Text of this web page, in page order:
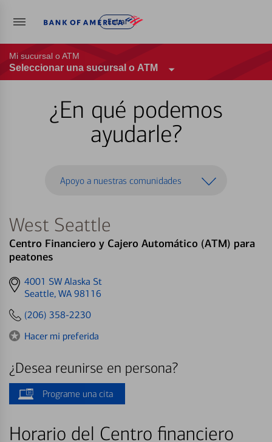
Entrar
Mi sucursal o ATM
Seleccionar una sucursal o ATM
¿En qué podemos
ayudarle?
Apoyo a nuestras comunidades
West Seattle
Centro Financiero y Cajero Automático (ATM) para
peatones
Get
directions
4001 SW Alaska St
Seattle, WA 98116
(206) 358-2230
Hacer mi preferida
¿Desea reunirse en persona?
Programe una cita
Horario del Centro financiero